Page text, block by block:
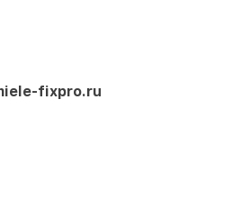
fixpro.ru